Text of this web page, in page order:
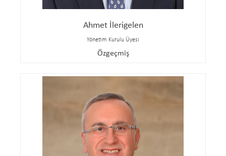
Ahmet İlerigelen
Yönetim Kurulu Üyesi
Özgeçmiş